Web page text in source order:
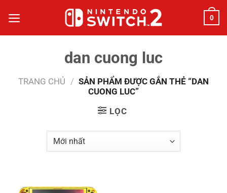
qua
nội
0
dan cuong luc
TRANG CHỦ / SẢN PHẨM ĐƯỢC GẮN THẺ “DAN
CUONG LUC”
LỌC